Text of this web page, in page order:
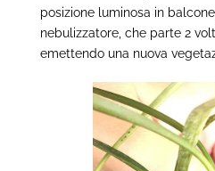
posizione luminosa in
nebulizzatore, che parte 2
emettendo una nuova